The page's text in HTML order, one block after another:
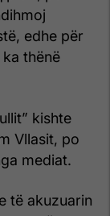
edhe për
thënë
kishte
Vllasit, po
mediat.
të akuzuarin